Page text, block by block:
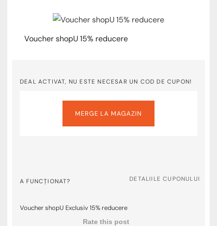
Voucher shopU 15% reducere
DEAL ACTIVAT, NU ESTE NECESAR UN COD DE CUPON!
MERGE LA MAGAZIN
A FUNCȚIONAT? DETALIILE CUPONULUI
Voucher shopU Exclusiv 15% reducere
Rate this post